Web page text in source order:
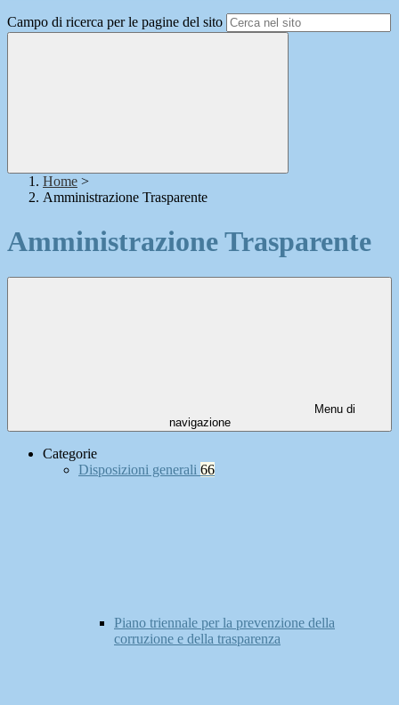
Campo di ricerca per le pagine del sito
Home >
Amministrazione Trasparente
Amministrazione Trasparente
Menu di
navigazione
Categorie
Disposizioni generali 66
Piano triennale per la prevenzione della
corruzione e della trasparenza